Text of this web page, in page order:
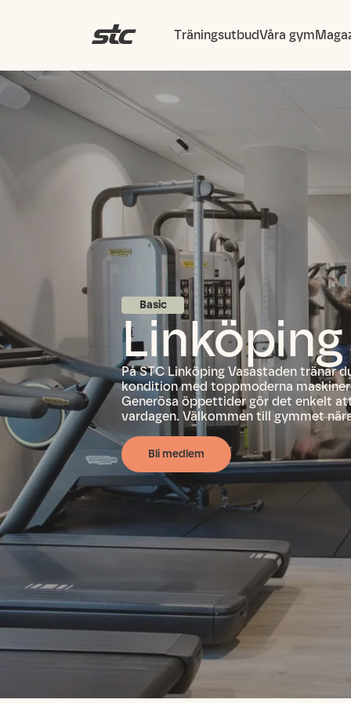
TräningsutbudVåra gym
Basic
På STC Linköping Vasastaden tränar
kondition med toppmoderna
Generösa öppettider gör det enkelt
vardagen. Välkommen till gymmet
Bli medlem